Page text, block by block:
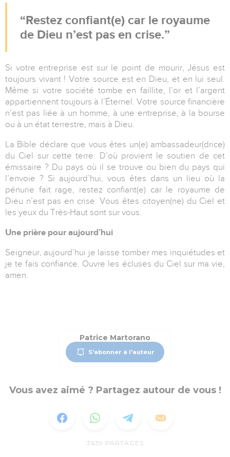
Restez confiant(e) car le royaume
de Dieu n’est pas en crise.
Si votre entreprise est sur le point de mourir, Jésus est
toujours vivant ! Votre source est en Dieu, et en lui seul.
Même si votre société tombe en faillite, l’or et l’argent
appartiennent toujours à l’Éternel. Votre source financière
n’est pas liée à un homme, à une entreprise, à la bourse
ou à un état terrestre, mais à Dieu.
La Bible déclare que vous êtes un(e) ambassadeur(drice)
du Ciel sur cette terre. D’où provient le soutien de cet
émissaire ? Du pays où il se trouve ou bien du pays qui
l’envoie ? Si aujourd’hui, vous êtes dans un lieu où la
pénurie fait rage, restez confiant(e) car le royaume de
Dieu n’est pas en crise. Vous êtes citoyen(ne) du Ciel et
les yeux du Très-Haut sont sur vous.
Une prière pour aujourd’hui
Seigneur, aujourd’hui je laisse tomber mes inquiétudes et
je te fais confiance. Ouvre les écluses du Ciel sur ma vie,
amen.
Patrice Martorano
S'abonner à l'auteur
Vous avez aimé ? Partagez autour de vous !
3639 PARTAGES